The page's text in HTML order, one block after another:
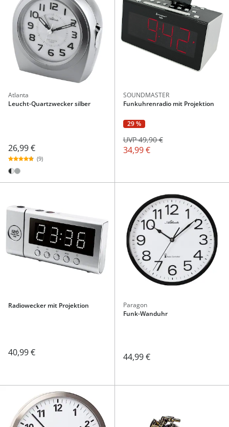
Atlanta
Leucht-Quartzwecker silber
26,99 €
(9)
SOUNDMASTER
Funkuhrenradio mit Projektion
29 %
34,99 €
UVP 49,90 €
Radiowecker mit Projektion
40,99 €
Paragon
Funk-Wanduhr
44,99 €